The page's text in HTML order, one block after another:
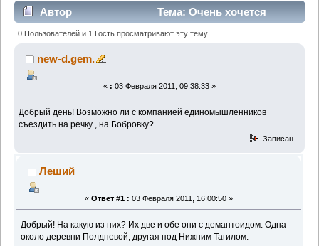
Автор
Тема: Очень хочется
лично найти демантоид, кто нибудь это делал?
(Прочитано 2505 раз)
0 Пользователей и 1 Гость просматривают эту тему.
new-d.gem.
« : 03 Февраля 2011, 09:38:33 »
Добрый день! Возможно ли с компанией единомышленников
съездить на речку , на Бобровку?
Записан
Леший
« Ответ #1 : 03 Февраля 2011, 16:00:50 »
Добрый! На какую из них? Их две и обе они с демантоидом. Одна
около деревни Полдневой, другая под Нижним Тагилом.